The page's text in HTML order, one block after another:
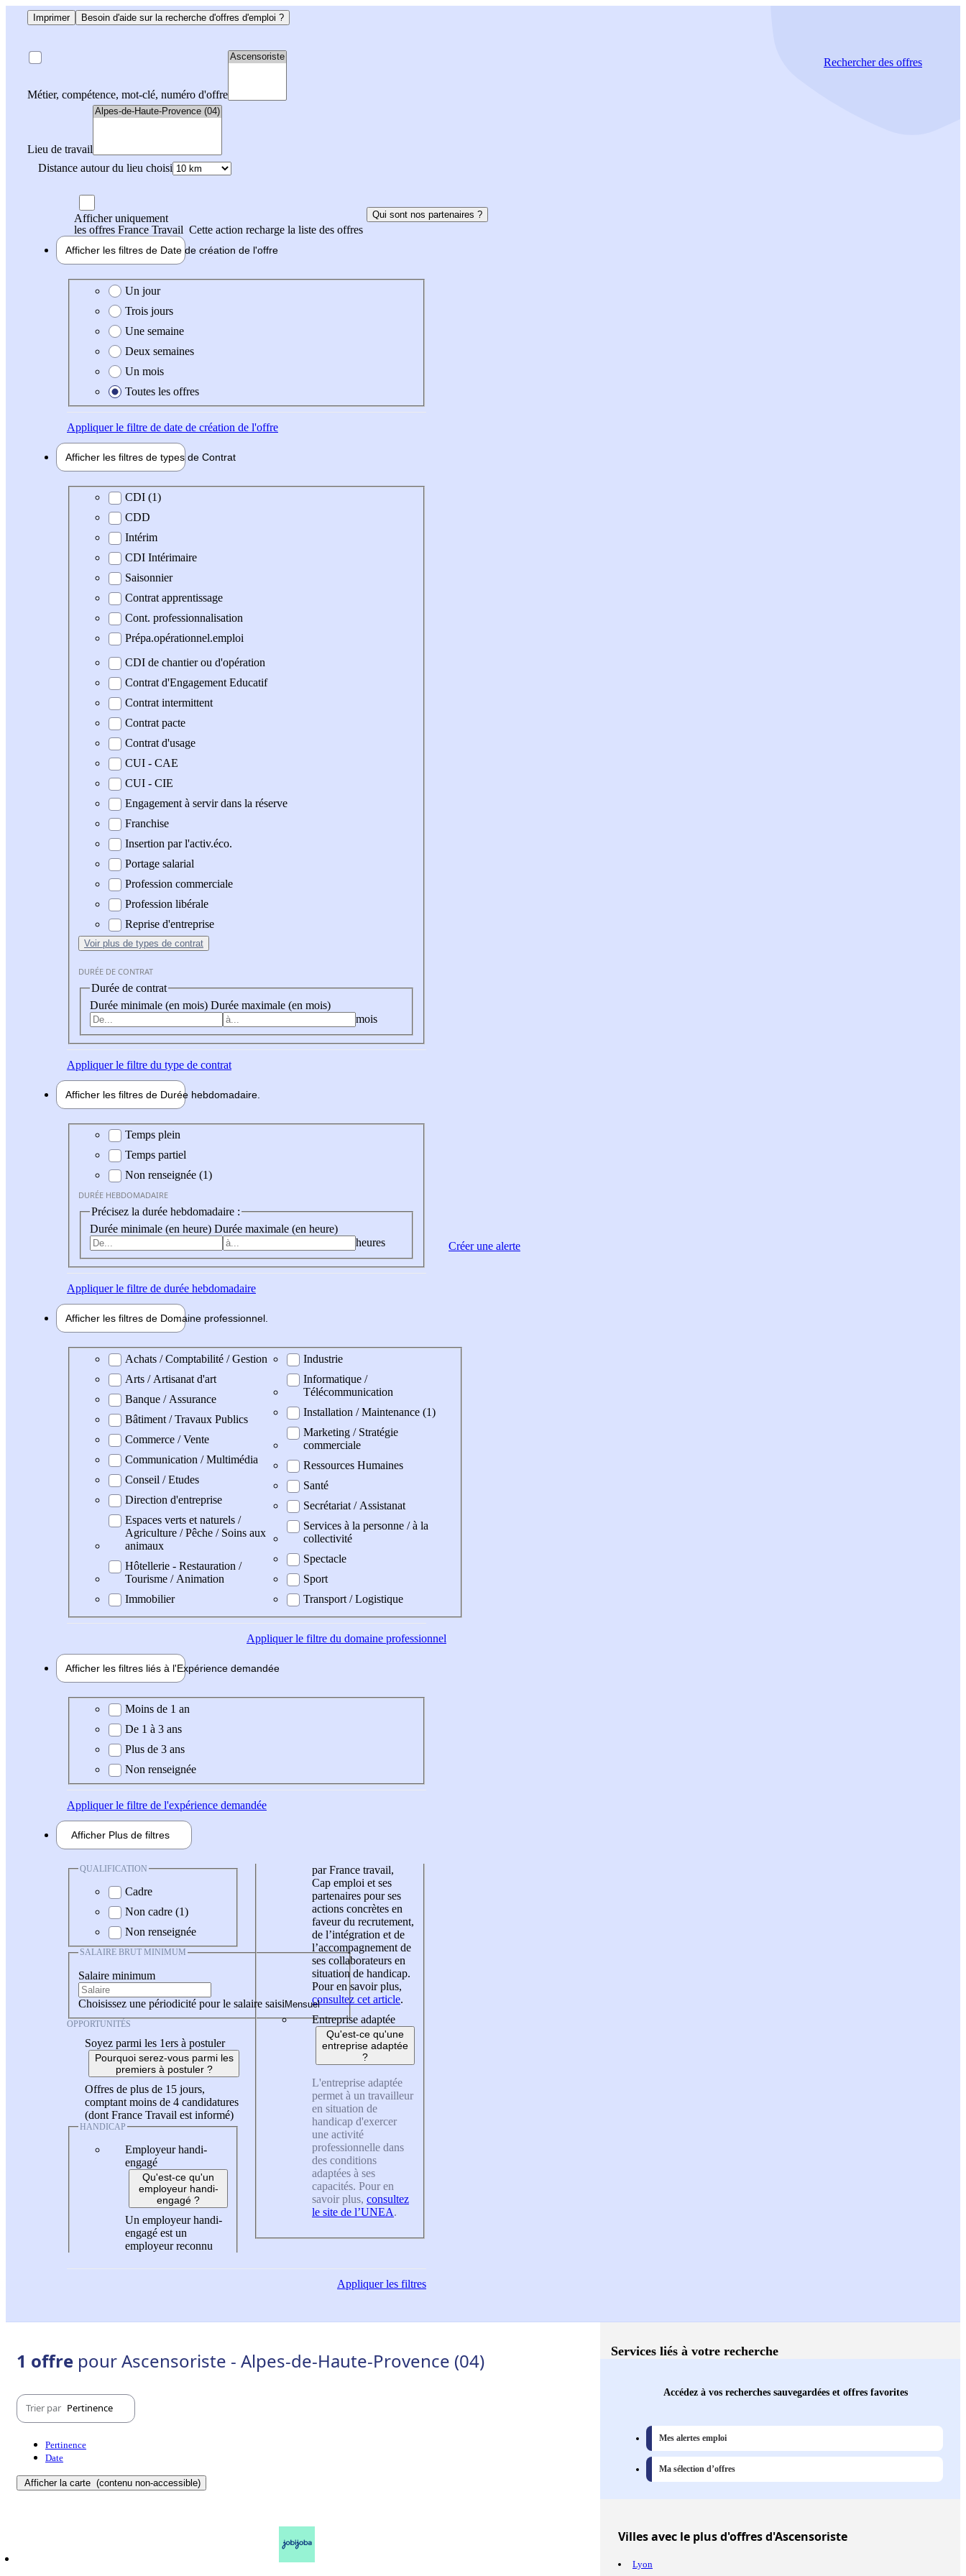
Imprimer Besoin d'aide sur la recherche d'offres d'emploi ?
Métier, compétence, mot-clé, numéro d'offre
Lieu de travail
Distance autour du lieu choisi
Rechercherdes offres
Afficher uniquement
les offres France Travail Cette action recharge la liste des offres
Qui sont nos partenaires ?
Afficher les filtres de Date de création de l'offre
Date de création de l'offre
Un jour
Trois jours
Une semaine
Deux semaines
Un mois
Toutes les offres
Appliquerle filtre de date de création de l'offre
Afficher les filtres de types de Contrat
Type de contrat
CDI (1)
CDD
Intérim
CDI Intérimaire
Saisonnier
Contrat apprentissage
Cont. professionnalisation
Prépa.opérationnel.emploi
CDI de chantier ou d'opération
Contrat d'Engagement Educatif
Contrat intermittent
Contrat pacte
Contrat d'usage
CUI - CAE
CUI - CIE
Engagement à servir dans la réserve
Franchise
Insertion par l'activ.éco.
Portage salarial
Profession commerciale
Profession libérale
Reprise d'entreprise
Voir plus de types de contrat
DURÉE DE CONTRAT
Durée de contrat
Durée minimale (en mois) Durée maximale (en mois)
mois
Appliquerle filtre du type de contrat
Afficher les filtres de Durée hebdomadaire
Durée hebdomadaire
Temps plein
Temps partiel
Non renseignée (1)
DURÉE HEBDOMADAIRE
Précisez la durée hebdomadaire :
Durée minimale (en heure) Durée maximale (en heure)
heures
Appliquerle filtre de durée hebdomadaire
Afficher les filtres de Domaine professionnel
Domaine professionel
Achats / Comptabilité / Gestion
Arts / Artisanat d'art
Banque / Assurance
Bâtiment / Travaux Publics
Commerce / Vente
Communication / Multimédia
Conseil / Etudes
Direction d'entreprise
Espaces verts et naturels /
Agriculture / Pêche / Soins aux
animaux
Hôtellerie - Restauration /
Tourisme / Animation
Immobilier
Industrie
Informatique /
Télécommunication
Installation / Maintenance (1)
Marketing / Stratégie
commerciale
Ressources Humaines
Santé
Secrétariat / Assistanat
Services à la personne / à la
collectivité
Spectacle
Sport
Transport / Logistique
Appliquerle filtre du domaine professionnel
Afficher les filtres liés à l'Expérience demandée
Expérience demandée
Moins de 1 an
De 1 à 3 ans
Plus de 3 ans
Non renseignée
Appliquerle filtre de l'expérience demandée
Afficher Plus de filtres
QUALIFICATION
Cadre
Non cadre (1)
Non renseignée
SALAIRE BRUT MINIMUM
Salaire minimum
Choisissez une périodicité pour le salaire saisi
OPPORTUNITÉS
Soyez parmi les 1ers à postuler
Pourquoi serez-vous parmi les
premiers à postuler ?
Offres de plus de 15 jours,
comptant moins de 4 candidatures
(dont France Travail est informé)
HANDICAP
Employeur handi-
engagé
Qu'est-ce qu'un
employeur handi-
engagé ?
Un employeur handi-
engagé est un
employeur reconnu
par France travail,
Cap emploi et ses
partenaires pour ses
actions concrètes en
faveur du recrutement,
de l’intégration et de
l’accompagnement de
ses collaborateurs en
situation de handicap.
Pour en savoir plus,
consultez cet article.
Entreprise adaptée
Qu'est-ce qu'une
entreprise adaptée
?
L'entreprise adaptée
permet à un travailleur
en situation de
handicap d'exercer
une activité
professionnelle dans
des conditions
adaptées à ses
capacités. Pour en
savoir plus, consultez
le site de l’UNEA.
Appliquerles filtres
Créer une alerte
1 offre pour Ascensoriste - Alpes-de-Haute-Provence (04)
Trier par Pertinence
Pertinence
Date
Afficher la carte (contenu non-accessible)
Services liés à votre recherche
Accédez à vos recherches sauvegardées et offres favorites
Mes alertes emploi
Ma sélection d’offres
Villesavec le plus d'offres d'Ascensoriste
Lyon